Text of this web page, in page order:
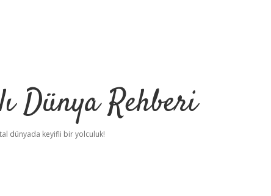
Dünya Rehberi
dünyada keyifli bir yolculuk!